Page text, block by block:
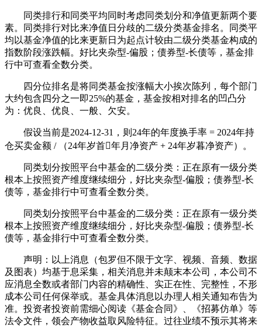
同类排行和同类平均同时考虑同类划分和净值更新两个要
素。同类排行对比来净值日分歧的二级分类基金排名。同类平
均以基金净值的比来更新日为起点计较由二级分类基金构成的
指数阶段涨跌幅。好比夹杂型-偏股；债券型-长债等，基金排
行中可查看全数分类。
四分位排名是将同类基金按涨幅大小挨次陈列，每个部门
大约包含四分之一即25%的基金，基金按相对排名的凹凸分
为：优良、优良、一般、欠安。
假设当前是2024-12-31，则24年的年度换手率 = 2024年持
仓买卖金额 / （24年岁首年月净资产 + 24年岁暮净资产）。
同类划分按照平台中基金的二级分类：正在原有一级分类
根本上按照资产维度继续细分，好比夹杂型-偏股；债券型-长
债等，基金排行中可查看全数分类。
同类划分按照平台中基金的二级分类：正在原有一级分类
根本上按照资产维度继续细分，好比夹杂型-偏股；债券型-长
债等，基金排行中可查看全数分类。
声明：以上消息（包罗但不限于文字、视频、音频、数据
及图表）均基于息采集，相关消息并未颠末本公司，本公司不
应消息全数或者部门内容的精确性、实正在性、完整性，不形
成本公司任何保举或。基金具体消息以办理人相关通知布告为
准。投资者投资前需细心阅读《基金合同》、《招募仿单》等
法令文件，领会产物收益取风险特征。过往业绩不预示其将来